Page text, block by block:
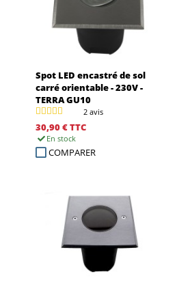
Spot LED encastré de sol
carré orientable - 230V -
TERRA GU10
2 avis
30,90 €TTC
En stock
COMPARER